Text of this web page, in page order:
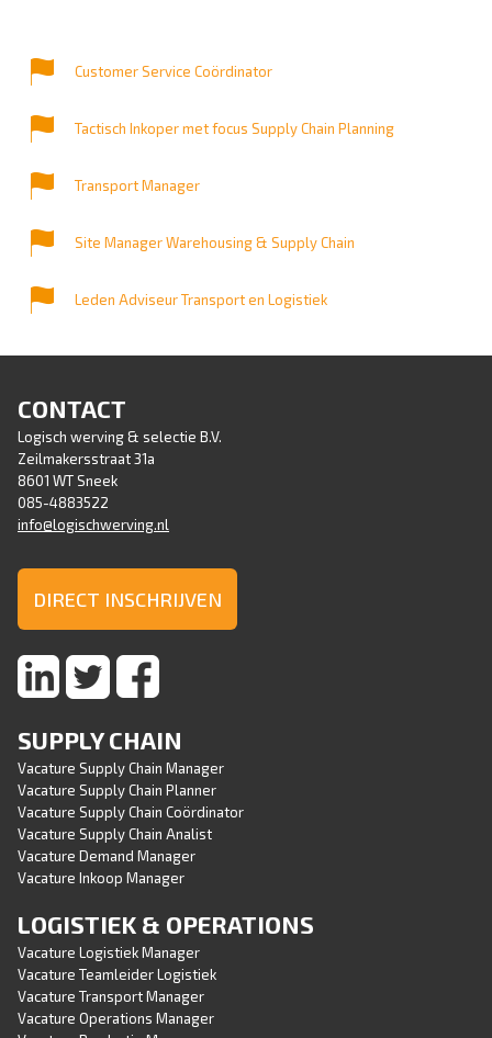
Customer Service Coördinator
Tactisch Inkoper met focus Supply Chain Planning
Transport Manager
Site Manager Warehousing & Supply Chain
Leden Adviseur Transport en Logistiek
CONTACT
Logisch werving & selectie B.V.
Zeilmakersstraat 31a
8601 WT Sneek
085-4883522
info@logischwerving.nl
DIRECT INSCHRIJVEN
SUPPLY CHAIN
Vacature Supply Chain Manager
Vacature Supply Chain Planner
Vacature Supply Chain Coördinator
Vacature Supply Chain Analist
Vacature Demand Manager
Vacature Inkoop Manager
LOGISTIEK & OPERATIONS
Vacature Logistiek Manager
Vacature Teamleider Logistiek
Vacature Transport Manager
Vacature Operations Manager